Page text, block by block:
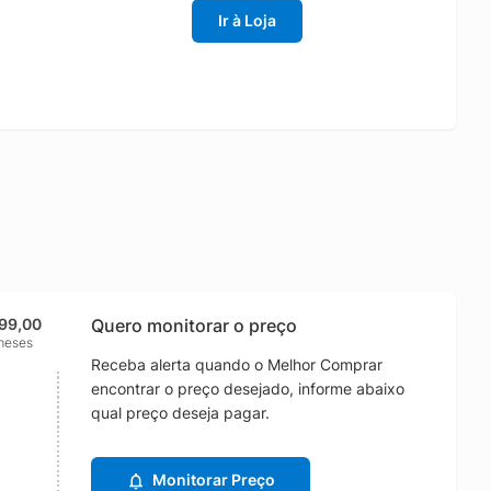
Ir à Loja
Quero monitorar o preço
Receba alerta quando o Melhor Comprar
encontrar o preço desejado, informe abaixo
qual preço deseja pagar.
Monitorar Preço